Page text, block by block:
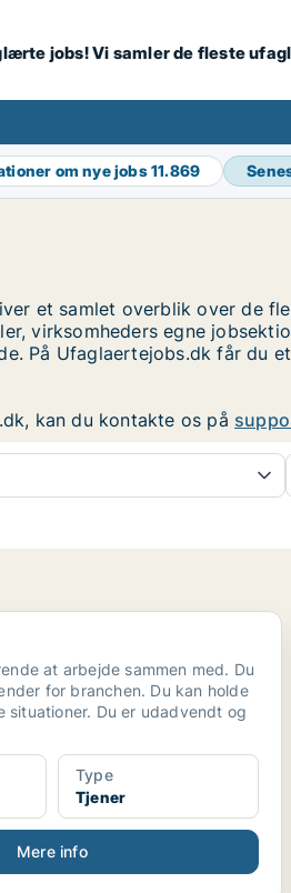
jobs! Vi samler de fleste
om nye jobs11.869
et samlet overblik over de
virksomheders egne
På Ufaglaertejobs.dk får du
kan du kontakte os på
at arbejde sammen med. Du
for branchen. Du kan holde
situationer. Du er udadvendt og
Type
Tjener
Mere info